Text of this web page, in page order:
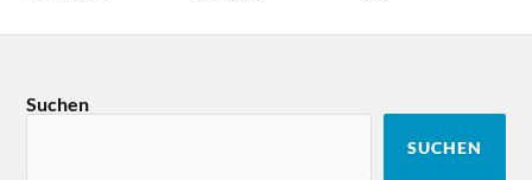
Suchen
SUCHEN